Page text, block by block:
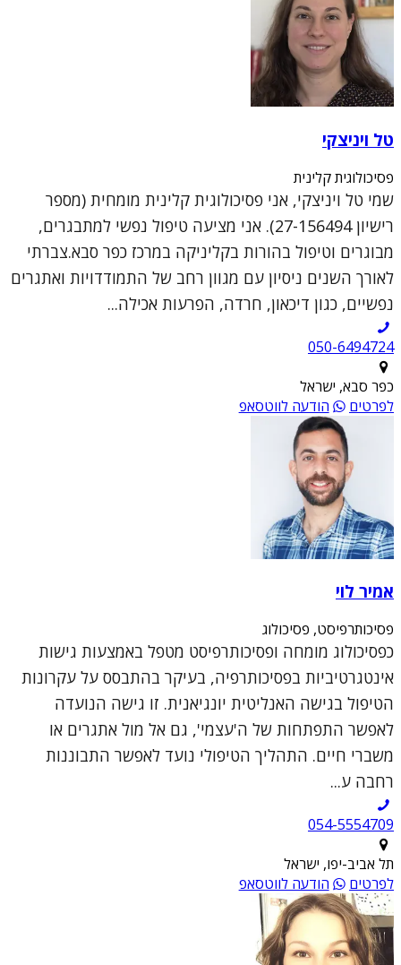
טל ויניצקי
פסיכולוגית קלינית
שמי טל ויניצקי, אני פסיכולוגית קלינית מומחית (מספר
רישיון 27-156494). אני מציעה טיפול נפשי למתבגרים,
מבוגרים וטיפול בהורות בקליניקה במרכז כפר סבא.צברתי
לאורך השנים ניסיון עם מגוון רחב של התמודדויות ואתגרים
נפשיים, כגון דיכאון, חרדה, הפרעות אכילה...
050-6494724
כפר סבא, ישראל
לפרטים
הודעה לווטסאפ
אמיר לוי
פסיכותרפיסט, פסיכולוג
כפסיכולוג מומחה ופסיכותרפיסט מטפל באמצעות גישות
אינטגרטיביות בפסיכותרפיה, בעיקר בהתבסס על עקרונות
הטיפול בגישה האנליטית יונגיאנית. זו גישה הנועדה
לאפשר התפתחות של ה'עצמי', גם אל מול אתגרים או
משברי חיים. התהליך הטיפולי נועד לאפשר התבוננות
רחבה ע...
054-5554709
תל אביב-יפו, ישראל
לפרטים
הודעה לווטסאפ